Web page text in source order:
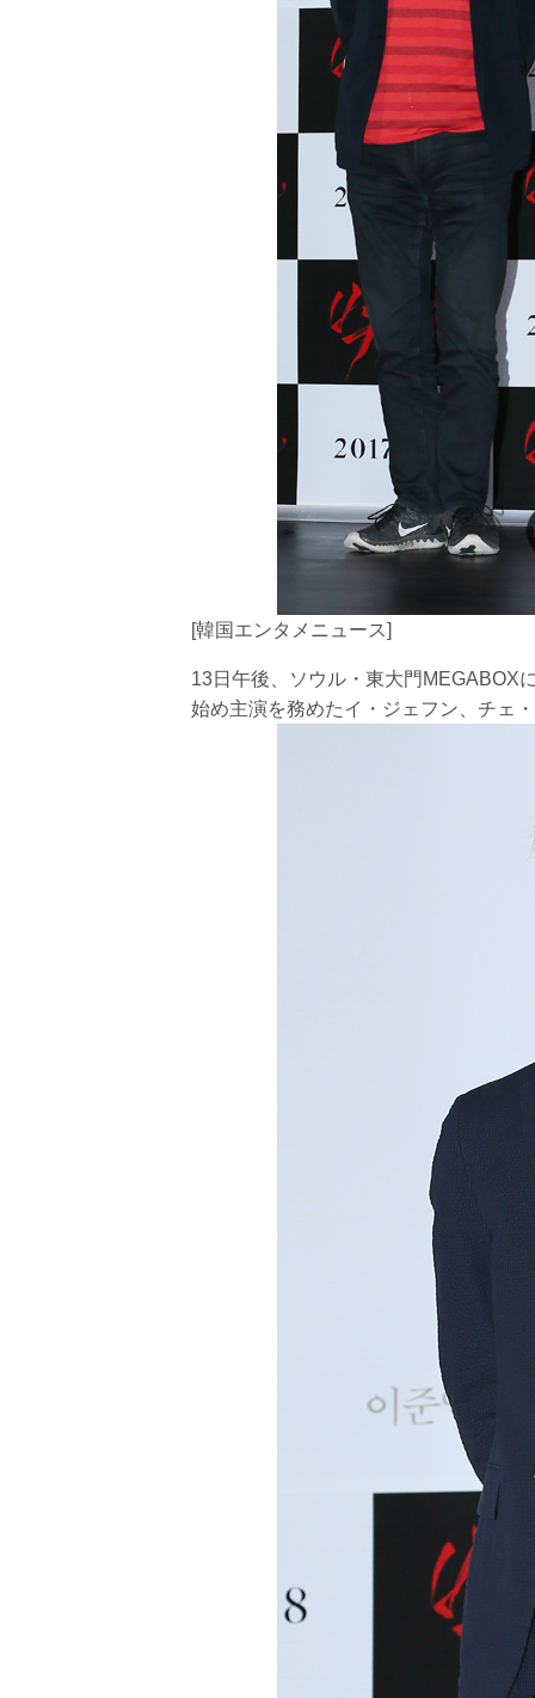
[韓国エンタメニュース]
13日午後、ソウル・東大門MEGABOX
始め主演を務めたイ・ジェフン、チェ